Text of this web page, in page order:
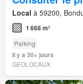
Local à 59200,
1 668 m²
Parking
Il y a 30+ jours
GEOLOCAUX